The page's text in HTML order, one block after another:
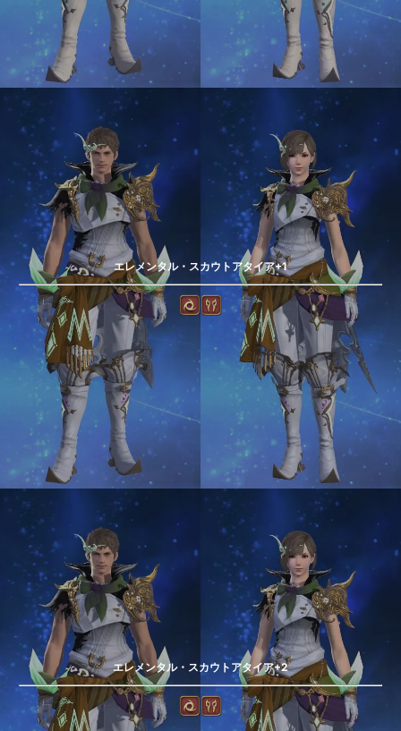
エレメンタル・スカウトアタイア+1
エレメンタル・スカウトアタイア+2